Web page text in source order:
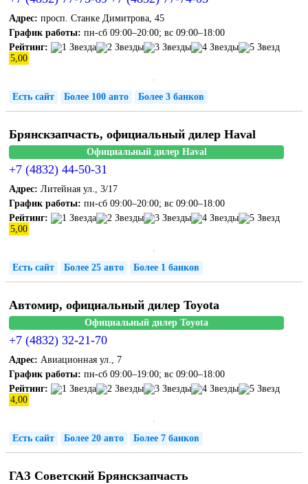
Адрес: просп. Станке Димитрова, 45
График работы: пн-сб 09:00–20:00; вс 09:00–18:00
Рейтинг:
5,00
Есть сайт Более 100 авто Более 3 банков
Брянскзапчасть, официальный дилер Haval
Официальный дилер Haval
+7 (4832) 44-50-31
Адрес: Литейная ул., 3/17
График работы: пн-сб 09:00–20:00; вс 09:00–18:00
Рейтинг:
5,00
Есть сайт Более 25 авто Более 1 банков
Автомир, официальный дилер Toyota
Официальный дилер Toyota
+7 (4832) 32-21-70
Адрес: Авиационная ул., 7
График работы: пн-сб 09:00–19:00; вс 09:00–18:00
Рейтинг:
4,00
Есть сайт Более 20 авто Более 7 банков
ГАЗ Советский Брянскзапчасть